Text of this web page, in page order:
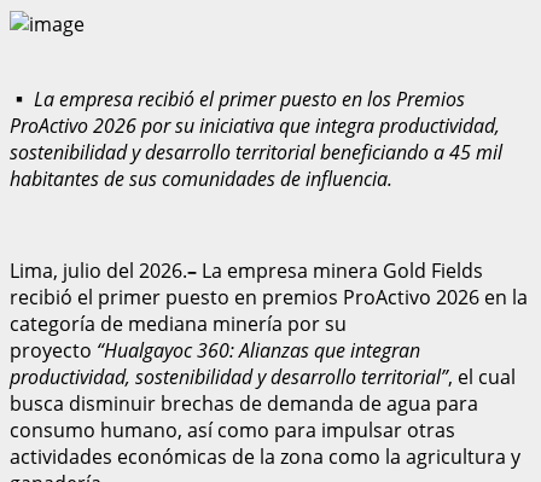
▪ La empresarecibió el primer puesto en los Premios
ProActivo 2026por su iniciativa que integra productividad,
sostenibilidad y desarrollo territorialbeneficiando a 45 mil
habitantes desus comunidades de influencia.
Lima, julio del 2026.– La empresa minera Gold Fields
recibió el primer puesto en premios ProActivo 2026 en la
categoría de mediana minería por su
proyecto “Hualgayoc 360: Alianzas que integran
productividad, sostenibilidad y desarrollo territorial”, el cual
busca disminuir brechas de demanda de agua para
consumo humano, así como para impulsar otras
actividades económicas de la zona como la agricultura y